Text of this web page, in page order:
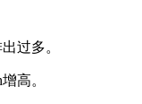
过多。
高。